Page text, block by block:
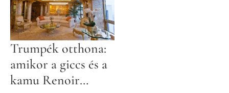
Trumpék otthona:
amikor a giccs és a
kamu Renoir